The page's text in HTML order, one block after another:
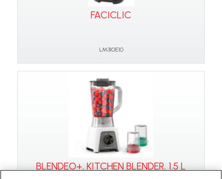
FACICLIC
LM310E10
BLENDEO+, KITCHEN BLENDER, 1.5 L